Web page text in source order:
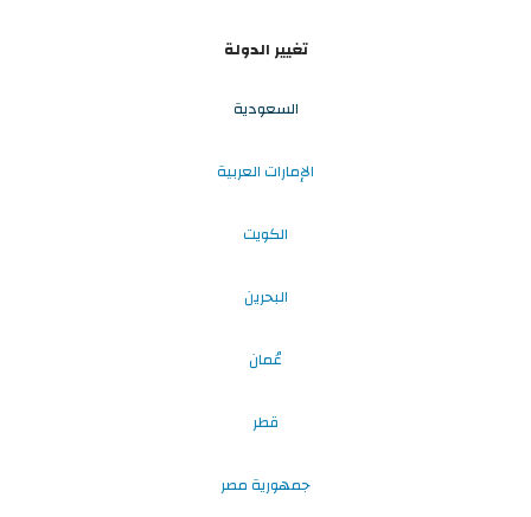
تغيير الدولة
السعودية
الإمارات العربية
الكويت
البحرين
عُمان
قطر
جمهورية مصر